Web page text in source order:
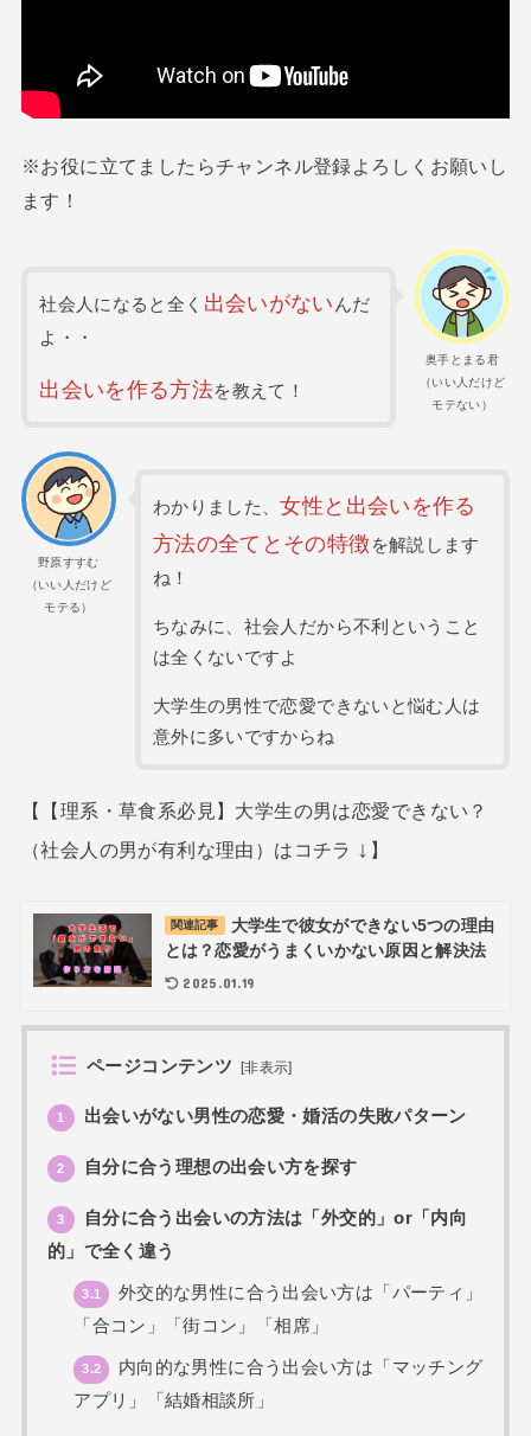
※お役に立てましたらチャンネル登録よろしくお願いし
ます！
奥手とまる君
（いい人だけど
モテない）
社会人になると全く 出会いがないんだ
よ・・
出会いを作る方法を教えて！
野原すすむ
（いい人だけど
モテる）
わかりました、女性と出会いを作る
方法の全てとその特徴 を解説します
ね！
ちなみに、社会人だから不利ということ
は全くないですよ
大学生の男性で恋愛できないと悩む人は
意外に多いですからね
【【理系・草食系必見】大学生の男は恋愛できない？
（社会人の男が有利な理由）はコチラ ↓ 】
関連記事
大学生で彼女ができない5つの理由
とは？恋愛がうまくいかない原因と解決法
2025.01.19
ページコンテンツ [非表示]
1 出会いがない男性の恋愛・婚活の失敗パターン
2 自分に合う理想の出会い方を探す
3
自分に合う出会いの方法は「外交的」or「内向
的」で全く違う
3.1
外交的な男性に合う出会い方は「パーティ」
「合コン」「街コン」「相席」
3.2
内向的な男性に合う出会い方は「マッチング
アプリ」「結婚相談所」